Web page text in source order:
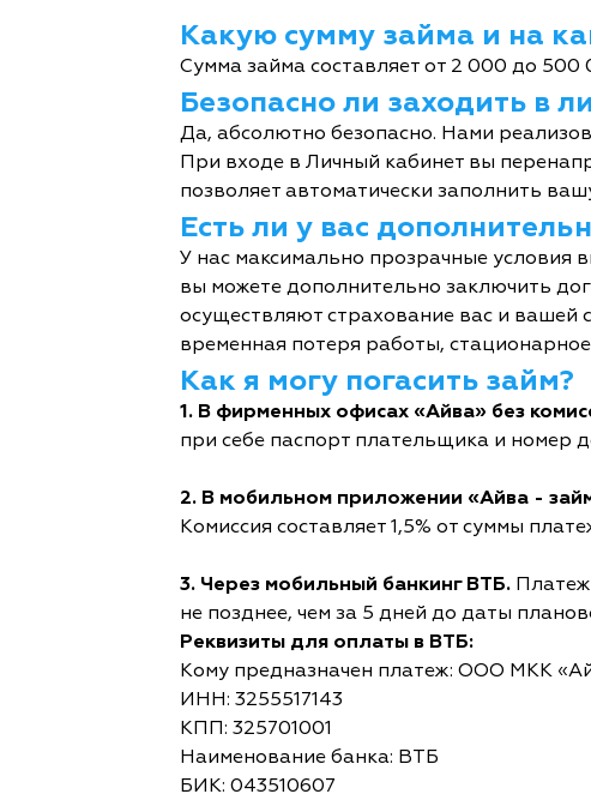
Какую сумму займа и на
Сумма займа составляет от 2 000 до
Безопасно ли заходить в
Да, абсолютно безопасно. Нами
При входе в Личный кабинет вы
позволяет автоматически заполнить
Есть ли у вас
У нас максимально прозрачные условия
вы можете дополнительно заключить
осуществляют страхование вас и вашей
временная потеря работы,
Как я могу погасить займ?
1. В фирменных офисах «Айва» без
при себе паспорт плательщика и номер
2. В мобильном приложении «Айва -
Комиссия составляет 1,5% от суммы
3. Через мобильный банкинг ВТБ. Платеж
не позднее, чем за 5 дней до даты
Реквизиты для оплаты в ВТБ:
Кому предназначен платеж: ООО МКК
ИНН: 3255517143
КПП: 325701001
Наименование банка: ВТБ
БИК: 043510607